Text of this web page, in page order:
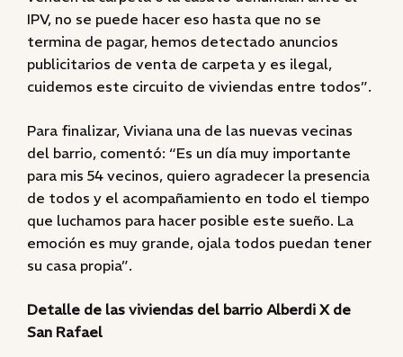
IPV, no se puede hacer eso hasta que no se
termina de pagar, hemos detectado anuncios
publicitarios de venta de carpeta y es ilegal,
cuidemos este circuito de viviendas entre todos”.
Para finalizar, Viviana una de las nuevas vecinas
del barrio, comentó: “Es un día muy importante
para mis 54 vecinos, quiero agradecer la presencia
de todos y el acompañamiento en todo el tiempo
que luchamos para hacer posible este sueño. La
emoción es muy grande, ojala todos puedan tener
su casa propia”.
Detalle de las viviendas del barrio Alberdi X de
San Rafael